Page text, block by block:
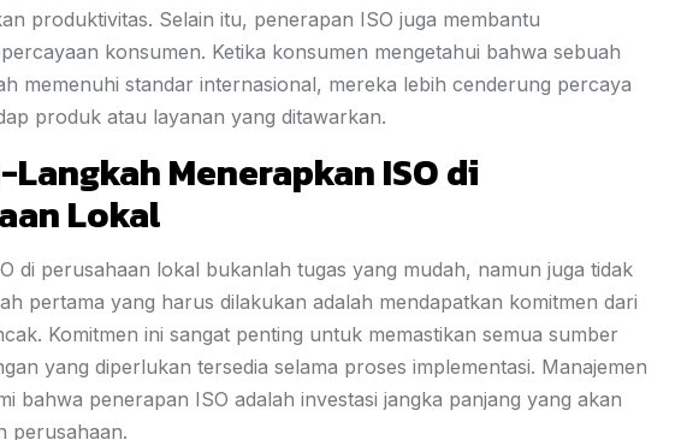
produktivitas. Selain itu, penerapan ISO juga membantu
konsumen. Ketika konsumen mengetahui bahwa sebuah
memenuhi standar internasional, mereka lebih cenderung percaya
produk atau layanan yang ditawarkan.
Menerapkan ISO di
Lokal
di perusahaan lokal bukanlah tugas yang mudah, namun juga tidak
pertama yang harus dilakukan adalah mendapatkan komitmen dari
Komitmen ini sangat penting untuk memastikan semua sumber
yang diperlukan tersedia selama proses implementasi. Manajemen
bahwa penerapan ISO adalah investasi jangka panjang yang akan
perusahaan.